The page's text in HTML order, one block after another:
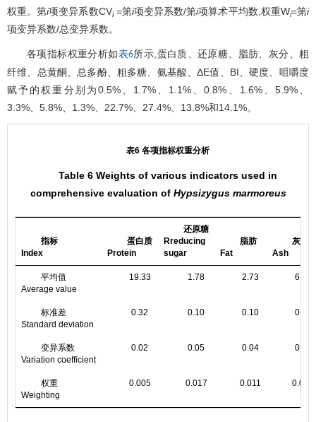
权重。第i项变异系数CVi=第i项变异系数/第i项算术平均数,权重Wi=第i
项变异系数/总变异系数。
各项指标权重分析如表6所示,蛋白质、还原糖、脂肪、灰分、粗
纤维、总黄酮、总多酚、粗多糖、氨基酸、ΔE值、BI、硬度、咀嚼度
赋予的权重分别为0.5%、1.7%、1.1%、0.8%、1.6%、5.9%、
3.3%、5.8%、1.3%、22.7%、27.4%、13.8%和14.1%。
表6 各项指标权重分析
Table 6 Weights of various indicators used in
comprehensive evaluation of Hypsizygus marmoreus
指标
Index
蛋白质
Protein
还原糖
Rreducing
sugar
脂肪
Fat
灰分
Ash
平均值
Average value
19.33 1.78 2.73 6.90
标准差
Standard deviation
0.32 0.10 0.10 0.18
变异系数
Variation coefficient
0.02 0.05 0.04 0.03
权重
Weighting
0.005 0.017 0.011 0.008